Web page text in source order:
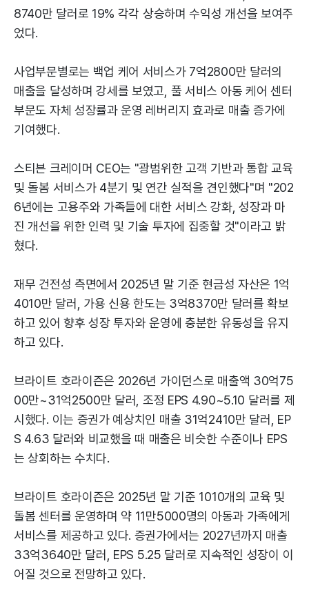
8740만 달러로 19% 각각 상승하며 수익성 개선을 보여주
었다.
사업부문별로는 백업 케어 서비스가 7억2800만 달러의
매출을 달성하며 강세를 보였고, 풀 서비스 아동 케어 센터
부문도 자체 성장률과 운영 레버리지 효과로 매출 증가에
기여했다.
스티븐 크레이머 CEO는 "광범위한 고객 기반과 통합 교육
및 돌봄 서비스가 4분기 및 연간 실적을 견인했다"며 "202
6년에는 고용주와 가족들에 대한 서비스 강화, 성장과 마
진 개선을 위한 인력 및 기술 투자에 집중할 것"이라고 밝
혔다.
재무 건전성 측면에서 2025년 말 기준 현금성 자산은 1억
4010만 달러, 가용 신용 한도는 3억8370만 달러를 확보
하고 있어 향후 성장 투자와 운영에 충분한 유동성을 유지
하고 있다.
브라이트 호라이즌은 2026년 가이던스로 매출액 30억75
00만~31억2500만 달러, 조정 EPS 4.90~5.10 달러를 제
시했다. 이는 증권가 예상치인 매출 31억2410만 달러, EP
S 4.63 달러와 비교했을 때 매출은 비슷한 수준이나 EPS
는 상회하는 수치다.
브라이트 호라이즌은 2025년 말 기준 1010개의 교육 및
돌봄 센터를 운영하며 약 11만5000명의 아동과 가족에게
서비스를 제공하고 있다. 증권가에서는 2027년까지 매출
33억3640만 달러, EPS 5.25 달러로 지속적인 성장이 이
어질 것으로 전망하고 있다.